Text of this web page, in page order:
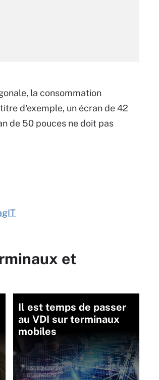
la consommation
d'exemple, un écran de 42
de 50 pouces ne doit pas
et
Il est temps de passer
au VDI sur terminaux
mobiles